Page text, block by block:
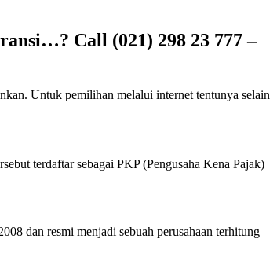
Call (021) 298 23 777 –
Untuk pemilihan melalui internet tentunya selain
terdaftar sebagai PKP (Pengusaha Kena Pajak)
dan resmi menjadi sebuah perusahaan terhitung